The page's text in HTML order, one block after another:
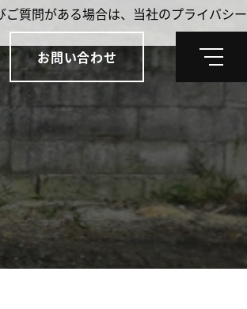
お問い合わせ
メ
質問がある場合は、当社のプライバシー